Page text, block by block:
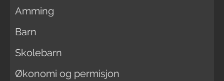
Amming
Barn
Skolebarn
Økonomi og permisjon